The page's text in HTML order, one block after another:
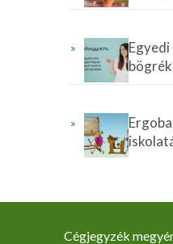
Cégjegyzék